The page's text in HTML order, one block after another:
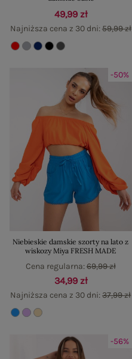
49,99 zł
Najniższa cena z 30 dni:59,99 zł
-50%
Niebieskie damskie szorty na lato z
wiskozy Miya FRESH MADE
34,99 zł
Najniższa cena z 30 dni:37,99 zł
Cena regularna:69,99 zł
-56%